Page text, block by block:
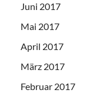
Juni 2017
Mai 2017
April 2017
März 2017
Februar 2017